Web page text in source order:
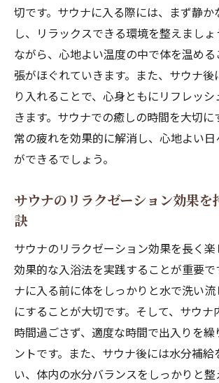
切です。サウナに入る際には、まず静か
し、リラックスできる環境を整えまし
ながら、心地よい温度の中で体を温め
張がほぐれていきます。また、サウナ
り入れることで、心身ともにリフレッ
きます。サウナでの癒しの時間を大切に
常の疲れを効果的に解消し、心地よい日
ができるでしょう。
サウナのリラクゼーション効果を
訣
サウナのリラクゼーション効果を長く楽
効果的な入浴法を実践することが重要で
ナに入る前に体をしっかりと水で洗い
にすることが大切です。そして、サウナ
時間過ごさず、適度な時間で出入りを繰
ントです。また、サウナ後には水分補
い、体内の水分バランスをしっかりと整